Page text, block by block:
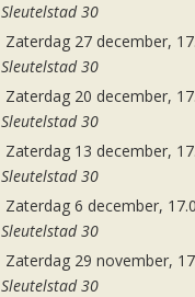
Sleutelstad 30
Zaterdag 27 december,
Sleutelstad 30
Zaterdag 20 december,
Sleutelstad 30
Zaterdag 13 december,
Sleutelstad 30
Zaterdag 6 december,
Sleutelstad 30
Zaterdag 29 november,
Sleutelstad 30